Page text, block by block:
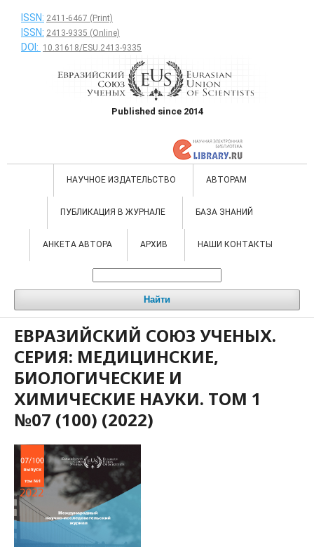
ISSN: 2411-6467 (Print)
ISSN: 2413-9335 (Online)
DOI: 10.31618/ESU.2413-9335
Published since 2014
НАУЧНОЕ ИЗДАТЕЛЬСТВО АВТОРАМ
ПУБЛИКАЦИЯ В ЖУРНАЛЕ БАЗА ЗНАНИЙ
АНКЕТА АВТОРА АРХИВ НАШИ КОНТАКТЫ
Найти
ЕВРАЗИЙСКИЙ СОЮЗ УЧЕНЫХ.
СЕРИЯ: МЕДИЦИНСКИЕ,
БИОЛОГИЧЕСКИЕ И
ХИМИЧЕСКИЕ НАУКИ. ТОМ 1
№07 (100) (2022)